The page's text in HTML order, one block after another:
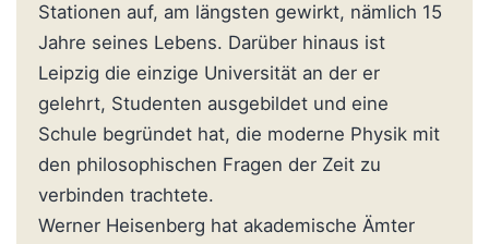
Stationen auf, am längsten gewirkt, nämlich 15
Jahre seines Lebens. Darüber hinaus ist
Leipzig die einzige Universität an der er
gelehrt, Studenten ausgebildet und eine
Schule begründet hat, die moderne Physik mit
den philosophischen Fragen der Zeit zu
verbinden trachtete.
Werner Heisenberg hat akademische Ämter